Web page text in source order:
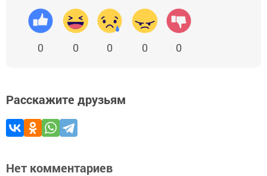
0 0 0 0 0
Расскажите друзьям
Нет комментариев